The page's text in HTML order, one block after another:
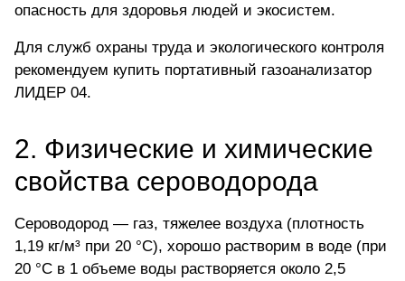
опасность для здоровья людей и экосистем.
Для служб охраны труда и экологического контроля
рекомендуем купить портативный газоанализатор
ЛИДЕР 04.
2. Физические и химические
свойства сероводорода
Сероводород — газ, тяжелее воздуха (плотность
1,19 кг/м³ при 20 °C), хорошо растворим в воде (при
20 °C в 1 объеме воды растворяется около 2,5